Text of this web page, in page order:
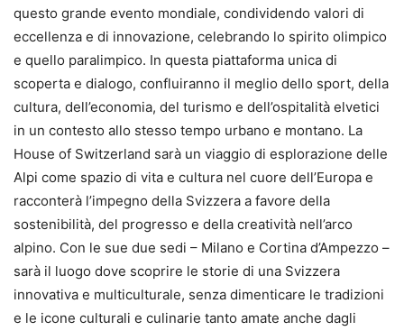
questo grande evento mondiale, condividendo valori di
eccellenza e di innovazione, celebrando lo spirito olimpico
e quello paralimpico. In questa piattaforma unica di
scoperta e dialogo, confluiranno il meglio dello sport, della
cultura, dell’economia, del turismo e dell’ospitalità elvetici
in un contesto allo stesso tempo urbano e montano. La
House of Switzerland sarà un viaggio di esplorazione delle
Alpi come spazio di vita e cultura nel cuore dell’Europa e
racconterà l’impegno della Svizzera a favore della
sostenibilità, del progresso e della creatività nell’arco
alpino. Con le sue due sedi – Milano e Cortina d’Ampezzo –
sarà il luogo dove scoprire le storie di una Svizzera
innovativa e multiculturale, senza dimenticare le tradizioni
e le icone culturali e culinarie tanto amate anche dagli